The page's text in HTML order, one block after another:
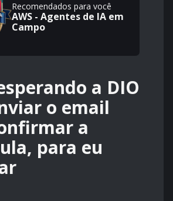
Recomendados para você
AWS - Agentes de IA em
Campo
a DIO
o email
a
para eu